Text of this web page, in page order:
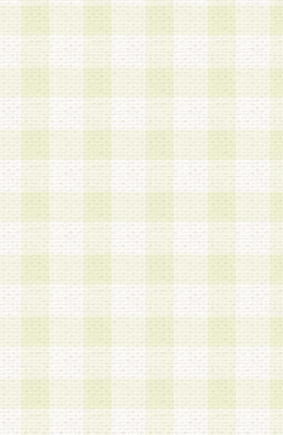
れらに付随する業務
会員個人を識別することのできる情報
本人の承諾なく第三者に開示すること
きる情報について第三者に開示または
会員本人の同意を得るものとします。
めに拘わらず、当社は、以下の目的に
となく、会員個人を識別できる情報
た委託業者に対して当社の責任におい
とします。な お、当社は、当該委託
しこれを遵守させるとともに、本規約
って当該情報を使用させるものとし ま
スに係る謝礼、景品、調査サンプル品
の電話、メール等の問い合わせなどへ
リサーチ、またはグループ形式による
は運営
れらに付随する業務